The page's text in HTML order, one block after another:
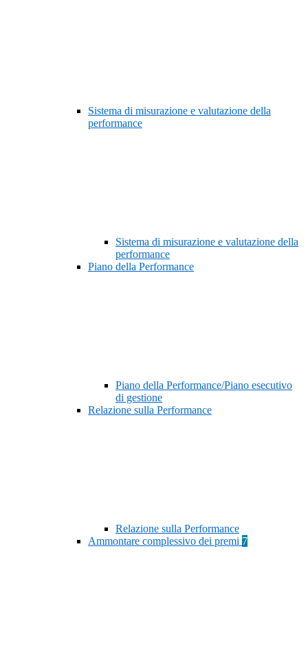
Sistema di misurazione e valutazione della
performance
Sistema di misurazione e valutazione della
performance
Piano della Performance
Piano della Performance/Piano esecutivo
di gestione
Relazione sulla Performance
Relazione sulla Performance
Ammontare complessivo dei premi 7